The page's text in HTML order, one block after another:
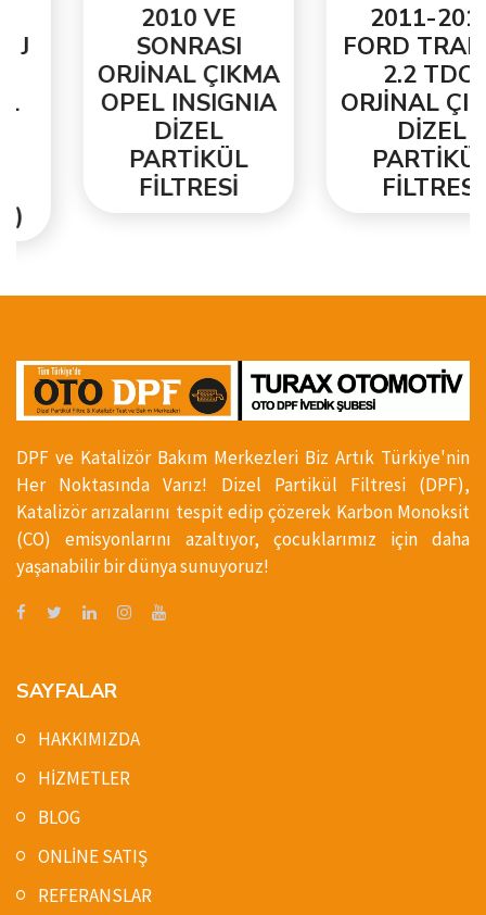
2010 VE
SONRASI
ORJİNAL ÇIKMA
OPEL INSIGNIA
DİZEL
PARTİKÜL
FİLTRESİ
2011-2015
FORD TRANSİT
2.2 TDCİ
ORJİNAL ÇIKMA
DİZEL
PARTİKÜL
FİLTRESİ
DPF ve Katalizör Bakım Merkezleri Biz Artık Türkiye'nin
Her Noktasında Varız! Dizel Partikül Filtresi (DPF),
Katalizör arızalarını tespit edip çözerek Karbon Monoksit
(CO) emisyonlarını azaltıyor, çocuklarımız için daha
yaşanabilir bir dünya sunuyoruz!
SAYFALAR
HAKKIMIZDA
HİZMETLER
BLOG
ONLİNE SATIŞ
REFERANSLAR